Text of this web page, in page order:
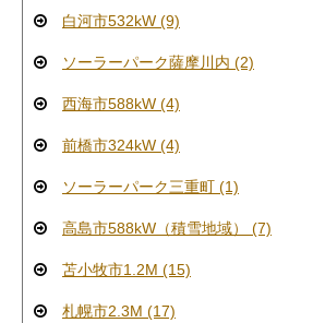
白河市532kW (9)
ソーラーパーク薩摩川内 (2)
西海市588kW (4)
前橋市324kW (4)
ソーラーパーク三重町 (1)
高島市588kW（積雪地域） (7)
苫小牧市1.2M (15)
札幌市2.3M (17)